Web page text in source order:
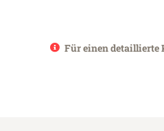
Für einen detaillierte